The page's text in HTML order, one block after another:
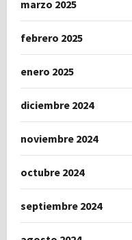
marzo 2025
febrero 2025
enero 2025
diciembre 2024
noviembre 2024
octubre 2024
septiembre 2024